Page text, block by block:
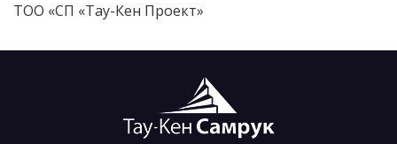
ТОО «СП «Тау-Кен Проект»